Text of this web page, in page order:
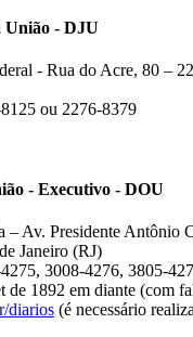
União - DJU
- Rua do Acre, 80 –
ou 2276-8379
- Executivo - DOU
– Av. Presidente Antônio
Janeiro (RJ)
3008-4276, 3805-
de 1892 em diante (com
diarios (é necessário